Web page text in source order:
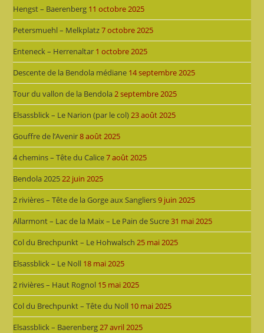
Hengst – Baerenberg 11 octobre 2025
Petersmuehl – Melkplatz7 octobre 2025
Enteneck – Herrenaltar 1 octobre 2025
Descente de la Bendola médiane 14 septembre 2025
Tour du vallon de la Bendola2 septembre 2025
Elsassblick – Le Narion (par le col)23 août 2025
Gouffre de l’Avenir8 août 2025
4 chemins – Tête du Calice7 août 2025
Bendola 202522 juin 2025
2 rivières – Tête de la Gorge aux Sangliers9 juin 2025
Allarmont – Lac de la Maix – Le Pain de Sucre31 mai 2025
Col du Brechpunkt – Le Hohwalsch 25 mai 2025
Elsassblick – Le Noll 18 mai 2025
2 rivières – Haut Rognol 15 mai 2025
Col du Brechpunkt – Tête du Noll 10 mai 2025
Elsassblick – Baerenberg27 avril 2025